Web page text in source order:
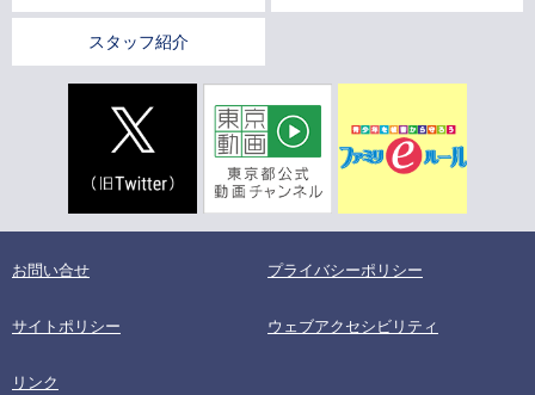
スタッフ紹介
お問い合せ プライバシーポリシー
サイトポリシー ウェブアクセシビリティ
リンク